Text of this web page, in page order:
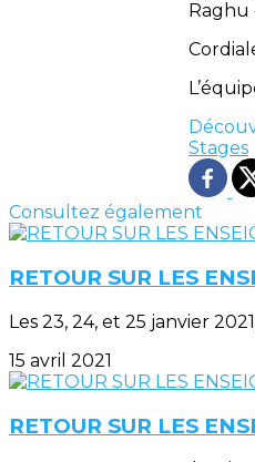
Raghu
Stages
Consultez également
RETOUR SUR LES
Les 23, 24, et 25 janvier
15 avril 2021
RETOUR SUR LES